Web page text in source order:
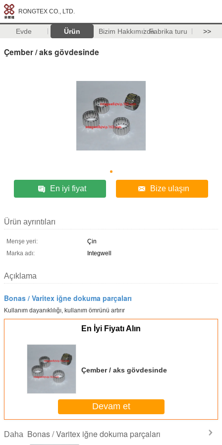
RONGTEX CO., LTD.
Evde Ürün Bizim HakkımızdaFabrika turu >>
Çember / aks gövdesinde
En iyi fiyat Bize ulaşın
Ürün ayrıntıları
Menşe yeri:
Çin
Marka adı:
Integwell
Açıklama
Bonas / Varitex iğne dokuma parçaları
Kullanım dayanıklılığı, kullanım ömrünü artırır
En İyi Fiyatı Alın
Çember / aks gövdesinde
Devam et
Daha Bonas / Varitex iğne dokuma parçaları